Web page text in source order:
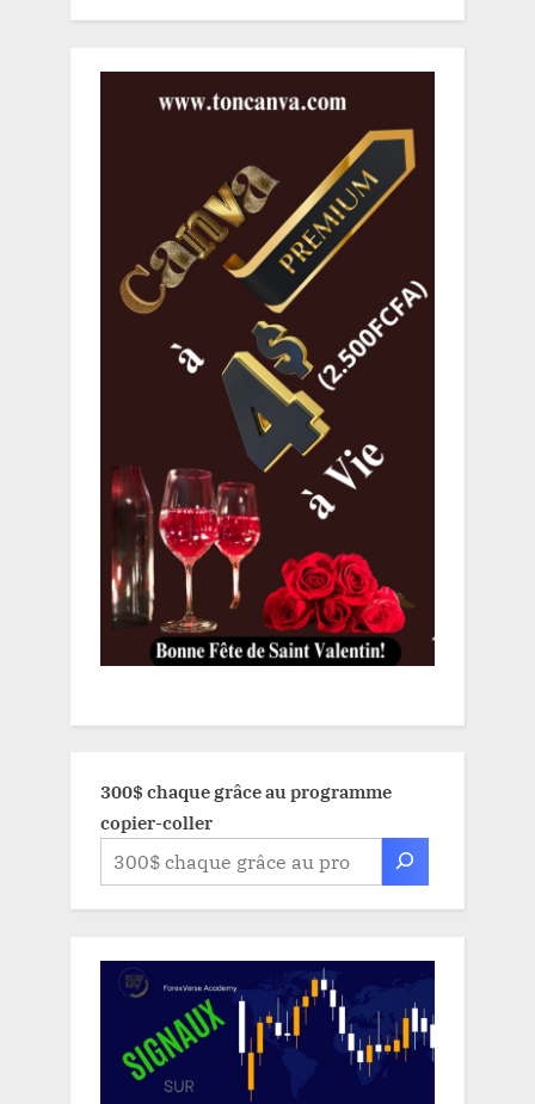
300$ chaque grâce au programme
copier-coller